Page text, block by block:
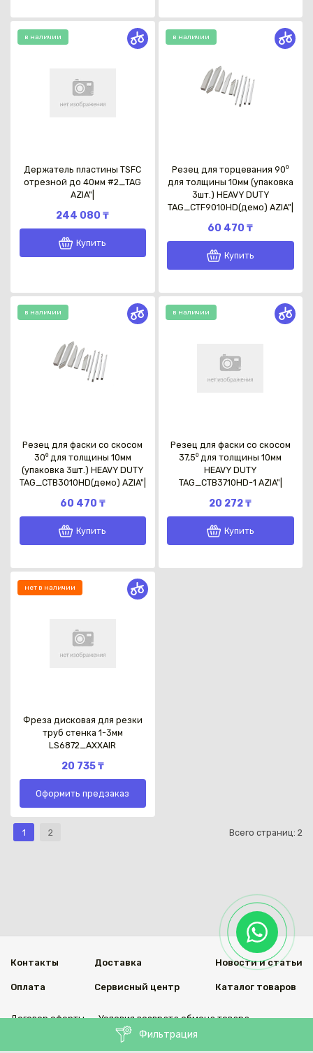
Фильтрация
в наличии
Держатель пластины TSFC
отрезной до 40мм #2_TAG
AZIA"|
244 080 ₸
Купить
в наличии
Резец для торцевания 90⁰
для толщины 10мм (упаковка
3шт.) HEAVY DUTY
TAG_CTF9010HD(демо) AZIA"|
60 470 ₸
Купить
в наличии
Резец для фаски со скосом
30⁰ для толщины 10мм
(упаковка 3шт.) HEAVY DUTY
TAG_CTB3010HD(демо) AZIA"|
60 470 ₸
Купить
в наличии
Резец для фаски со скосом
37,5⁰ для толщины 10мм
HEAVY DUTY
TAG_CTB3710HD-1 AZIA"|
20 272 ₸
Купить
нет в наличии
Фреза дисковая для резки
труб стенка 1-3мм
LS6872_AXXAIR
20 735 ₸
Оформить предзаказ
Всего страниц: 2
1 2
Контакты
Оплата
Доставка
Сервисный центр
Новости и статьи
Каталог товаров
Договор оферты Условия возврата обмена товара